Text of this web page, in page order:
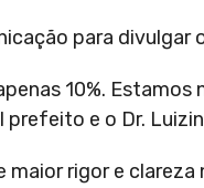
para divulgar
10%.
e o Dr.
rigor e